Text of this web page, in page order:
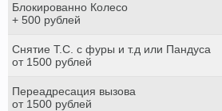
Блокированно Колесо
+ 500 рублей
Снятие Т.С. с фуры и т.д или Пандуса
от 1500 рублей
Переадресация вызова
от 1500 рублей